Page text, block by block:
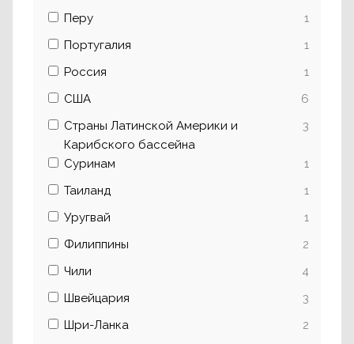
Перу
1
Португалия
1
Россия
1
США
6
Страны Латинской Америки и
Карибского бассейна
3
Суринам
1
Таиланд
1
Уругвай
1
Филиппины
2
Чили
4
Швейцария
3
Шри-Ланка
2